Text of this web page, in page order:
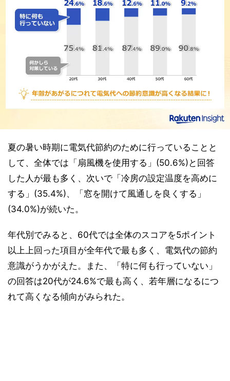
夏の暑い時期に電気代節約のために行っていることと
して、全体では「扇風機を使用する」(50.6%)と回答
した人が最も多く、次いで「冷房の設定温度を高めに
する」(35.4%)、「窓を開けて風通しを良くする」
(34.0%)が続いた。
年代別でみると、60代では全体のスコアを5ポイント
以上上回った項目が全年代で最も多く、電気代の節約
意識がうかがえた。また、「特に何も行っていない」
の回答は20代が24.6%で最も高く、若年層になるにつ
れて高くなる傾向がみられた。